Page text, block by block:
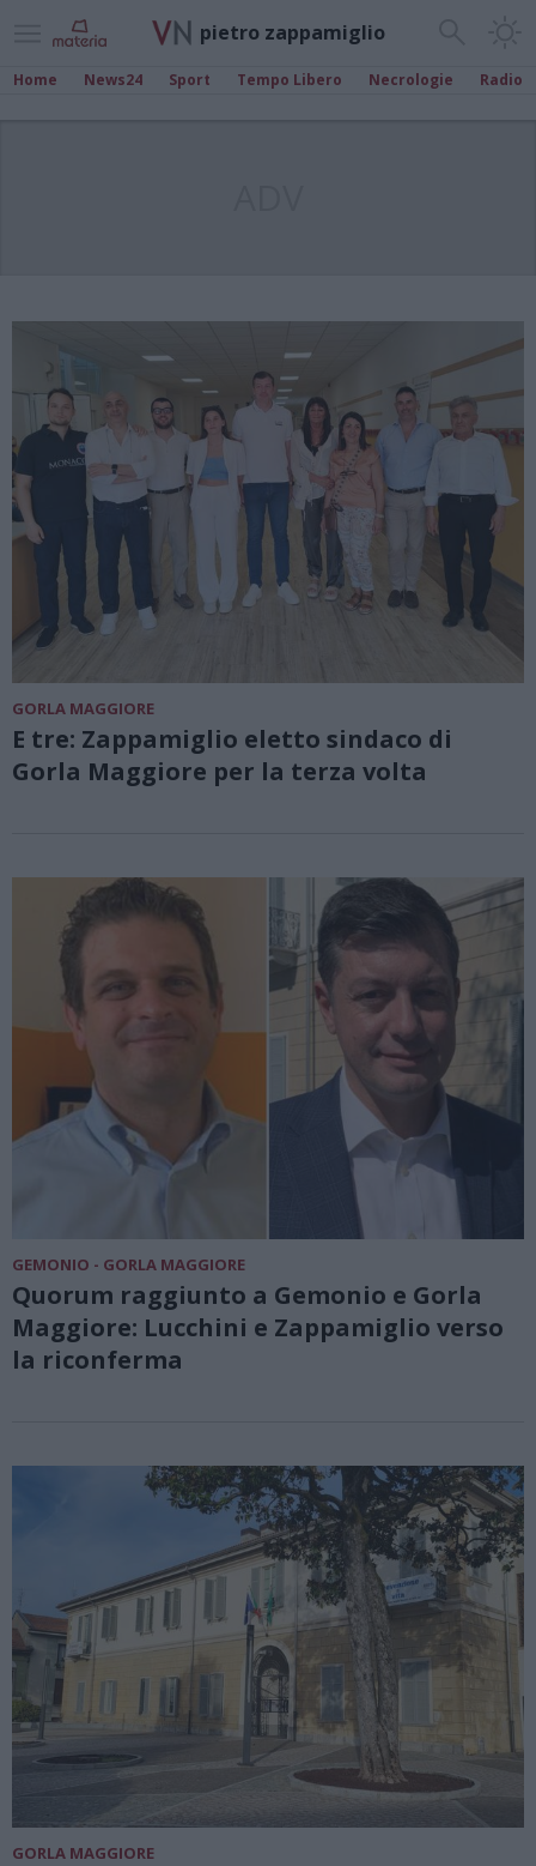
pietro zappamiglio
Home News24 Sport Tempo Libero Necrologie Radio
GORLA MAGGIORE
E tre: Zappamiglio eletto sindaco di
Gorla Maggiore per la terza volta
GEMONIO - GORLA MAGGIORE
Quorum raggiunto a Gemonio e Gorla
Maggiore: Lucchini e Zappamiglio verso
la riconferma
GORLA MAGGIORE